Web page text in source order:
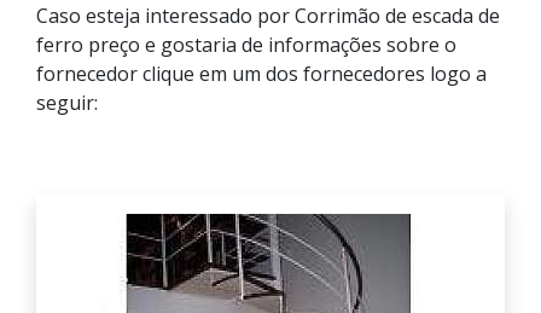
Caso esteja interessado por Corrimão de escada de
ferro preço e gostaria de informações sobre o
fornecedor clique em um dos fornecedores logo a
seguir: